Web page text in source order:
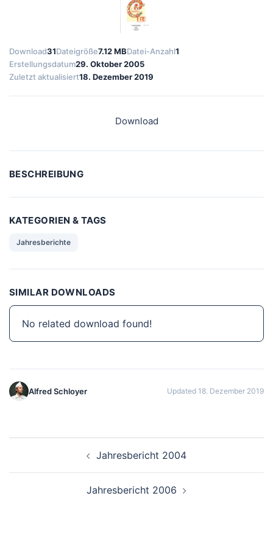
Download31Dateigröße7.12 MBDatei-Anzahl1
Erstellungsdatum29. Oktober 2005
Zuletzt aktualisiert18. Dezember 2019
Download
BESCHREIBUNG
KATEGORIEN & TAGS
Jahresberichte
SIMILAR DOWNLOADS
No related download found!
Alfred Schloyer Updated 18. Dezember 2019
Jahresbericht 2004
Jahresbericht 2006